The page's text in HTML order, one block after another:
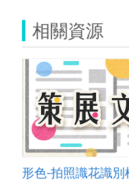
相關資源
形色-拍照識花識別